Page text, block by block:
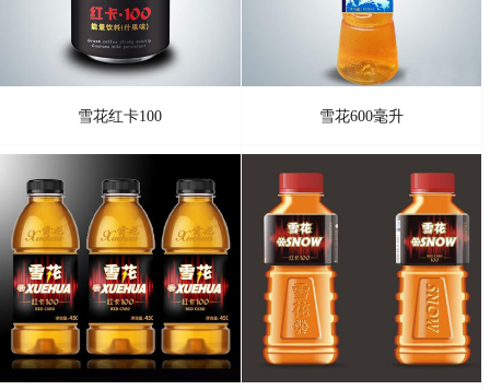
雪花红卡100 雪花600毫升